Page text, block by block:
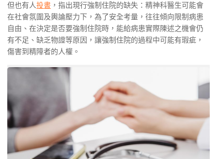
但也有人投書 ，指出現行強制住院的缺失：精神科醫生可能會
在社會氛圍及輿論壓力下，為了安全考量，往往傾向限制病患
自由、在決定是否要強制住院時，能給病患實際陳述之機會仍
有不足、缺乏物證等原因，讓強制住院的過程中可能有瑕疵，
傷害到精障者的人權。